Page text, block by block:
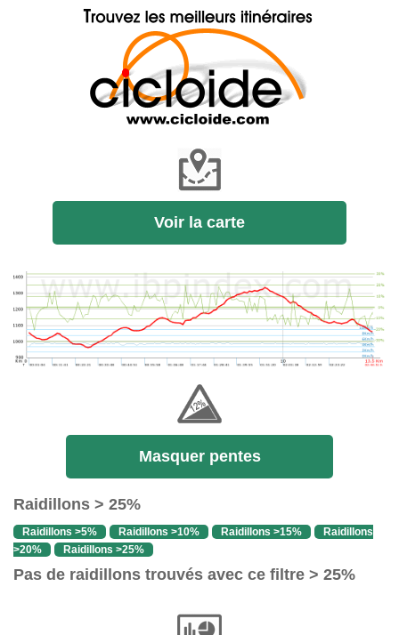
Voir la carte
Masquer pentes
Raidillons > 25%
Raidillons >5% Raidillons >10% Raidillons >15%
Raidillons
>20%
Raidillons >25%
Pas de raidillons trouvés avec ce filtre > 25%